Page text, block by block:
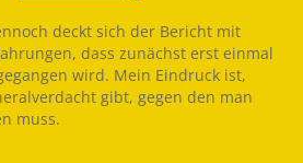
deckt sich der Bericht mit
dass zunächst erst einmal
wird. Mein Eindruck ist,
gibt, gegen den man
muss.